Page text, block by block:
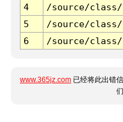
4
/source/
5
/source/
6
/source/
www.365jz.com 已经将此出错